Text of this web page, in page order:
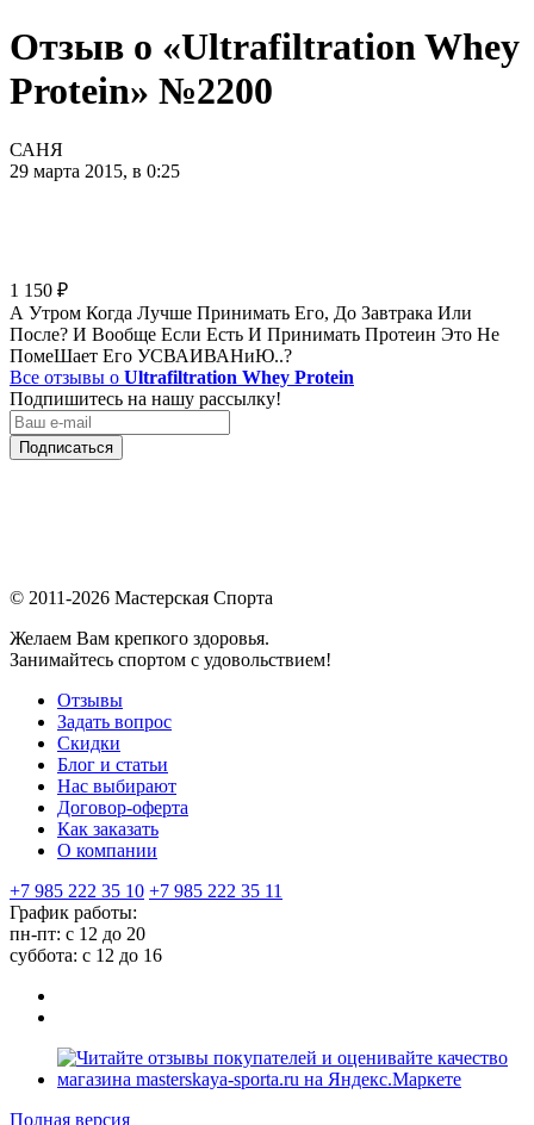
Отзыв о «Ultrafiltration Whey
Protein» №2200
САНЯ
29 марта 2015, в 0:25
1 150 ₽
А Утром Когда Лучше Принимать Его, До Завтрака Или
После? И Вообще Если Есть И Принимать Протеин Это Не
ПомеШает Его УСВАИВАНиЮ..?
Все отзывы о Ultrafiltration Whey Protein
Подпишитесь на нашу рассылку!
Подписаться
© 2011-2026 Мастерская Спорта
Желаем Вам крепкого здоровья.
Занимайтесь спортом с удовольствием!
Отзывы
Задать вопрос
Скидки
Блог и статьи
Нас выбирают
Договор-оферта
Как заказать
О компании
+7 985 222 35 10 +7 985 222 35 11
График работы:
пн-пт: с 12 до 20
суббота: c 12 до 16
Полная версия